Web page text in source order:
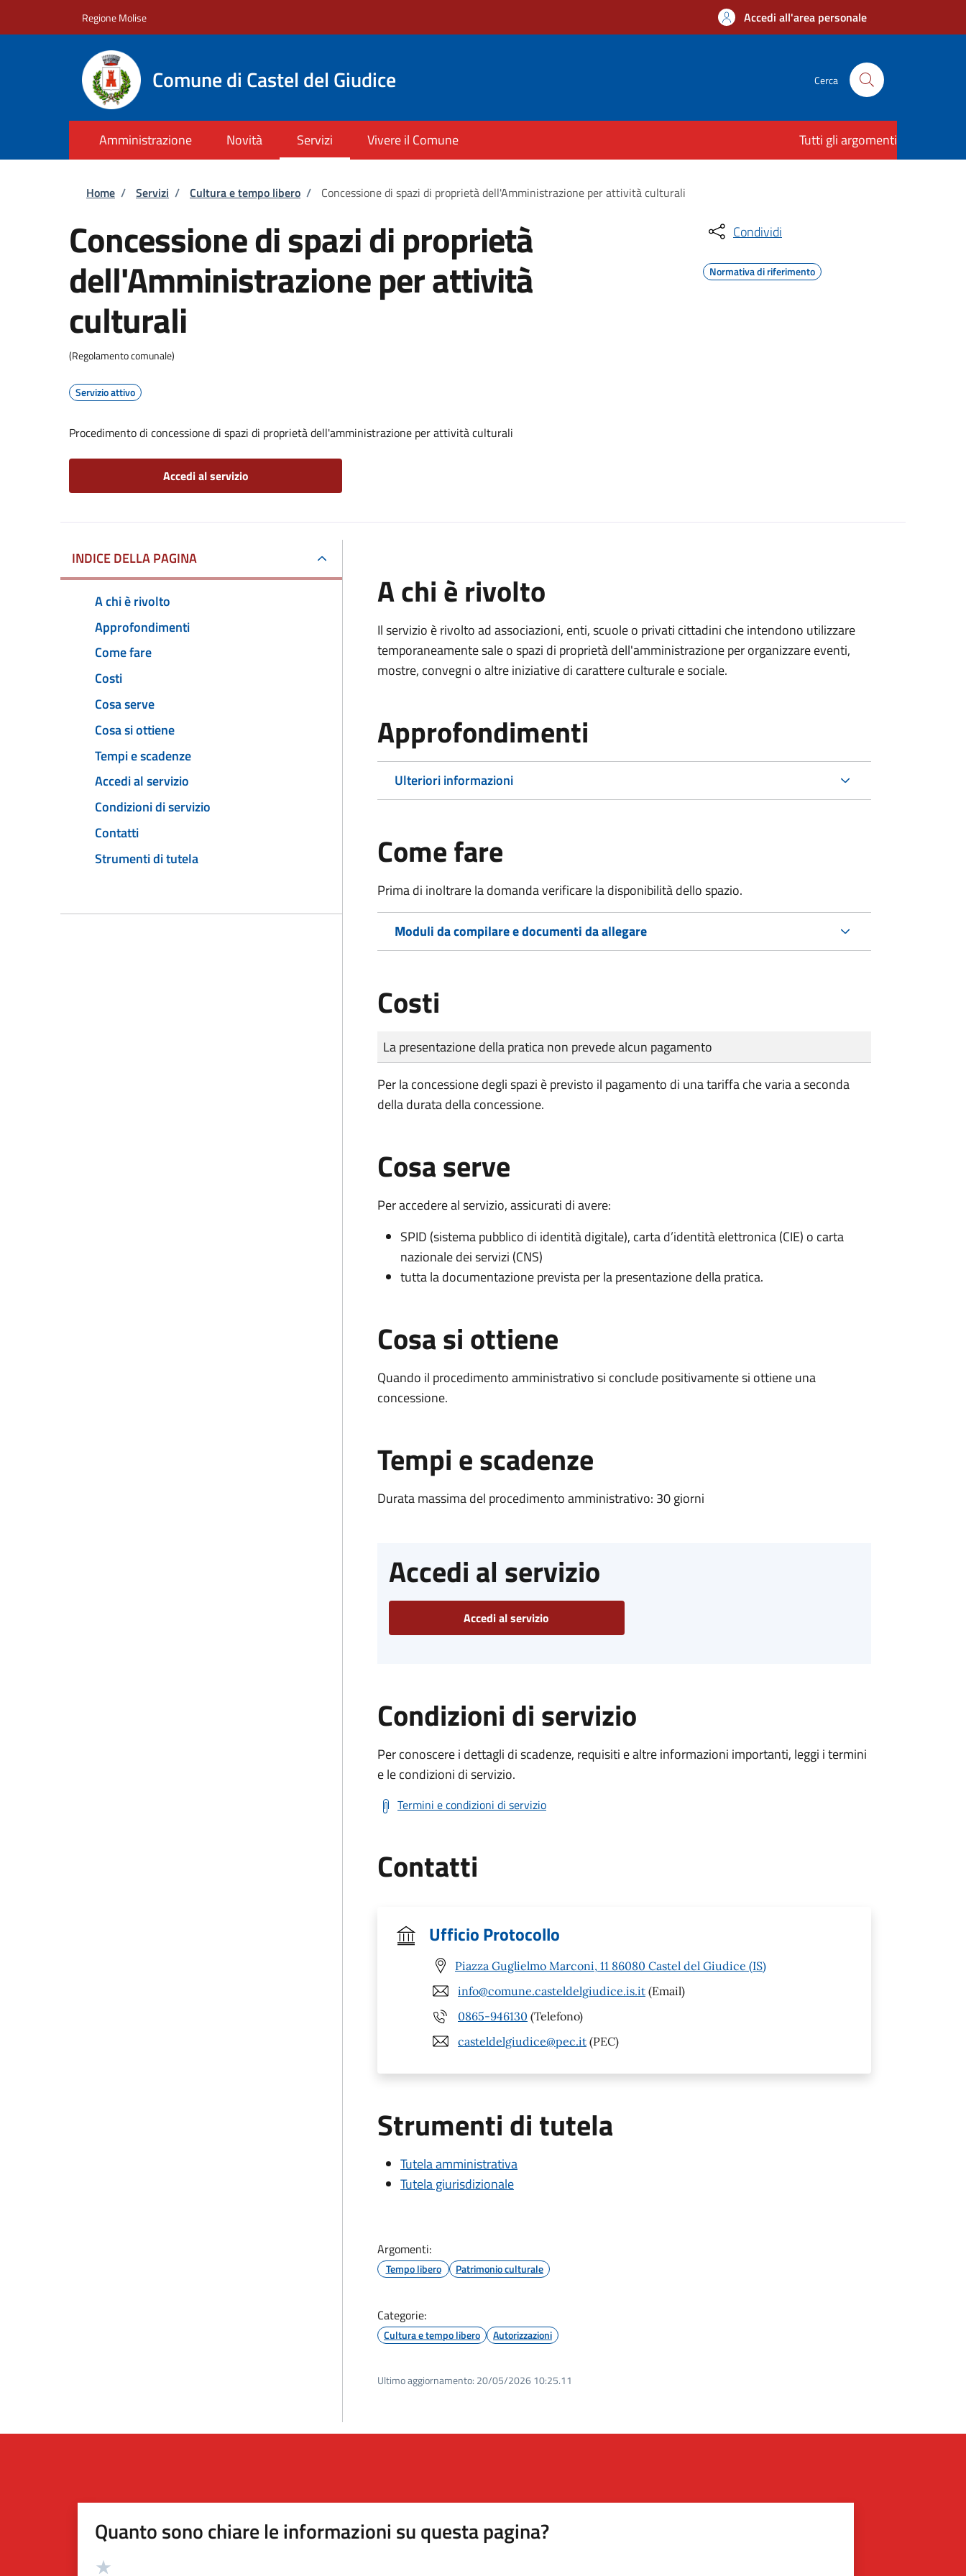
Regione Molise Accedi all'area personale
Comune di Castel del Giudice Cerca
Amministrazione Novità Servizi Vivere il Comune Tutti gli argomenti
Briciole di pane
Home / Servizi / Cultura e tempo libero / Concessione di spazi di proprietà dell'Amministrazione per attività culturali
Concessione di spazi di proprietà
dell'Amministrazione per attività
culturali
(Regolamento comunale)
Servizio attivo
Procedimento di concessione di spazi di proprietà dell'amministrazione per attività culturali
Accedi al servizio
Condividi
Normativa di riferimento
INDICE DELLA PAGINA
A chi è rivolto
Approfondimenti
Come fare
Costi
Cosa serve
Cosa si ottiene
Tempi e scadenze
Accedi al servizio
Condizioni di servizio
Contatti
Strumenti di tutela
A chi è rivolto
Il servizio è rivolto ad associazioni, enti, scuole o privati cittadini che intendono utilizzare
temporaneamente sale o spazi di proprietà dell'amministrazione per organizzare eventi,
mostre, convegni o altre iniziative di carattere culturale e sociale.
Approfondimenti
Ulteriori informazioni
Come fare
Prima di inoltrare la domanda verificare la disponibilità dello spazio.
Moduli da compilare e documenti da allegare
Costi
Tipo di pagamento
Importo
La presentazione della pratica non prevede alcun pagamento
Per la concessione degli spazi è previsto il pagamento di una tariffa che varia a seconda
della durata della concessione.
Cosa serve
Per accedere al servizio, assicurati di avere:
SPID (sistema pubblico di identità digitale), carta d’identità elettronica (CIE) o carta
nazionale dei servizi (CNS)
tutta la documentazione prevista per la presentazione della pratica.
Cosa si ottiene
Quando il procedimento amministrativo si conclude positivamente si ottiene una
concessione.
Tempi e scadenze
Durata massima del procedimento amministrativo: 30 giorni
Accedi al servizio
Accedi al servizio
Condizioni di servizio
Per conoscere i dettagli di scadenze, requisiti e altre informazioni importanti, leggi i termini
e le condizioni di servizio.
Termini e condizioni di servizio
Contatti
Ufficio Protocollo
Piazza Guglielmo Marconi, 11 86080 Castel del Giudice (IS)
info@comune.casteldelgiudice.is.it (Email)
0865-946130 (Telefono)
casteldelgiudice@pec.it (PEC)
Strumenti di tutela
Tutela amministrativa
Tutela giurisdizionale
Argomenti:
Tempo libero Patrimonio culturale
Categorie:
Cultura e tempo libero Autorizzazioni
Ultimo aggiornamento: 20/05/2026 10:25.11
Quanto sono chiare le informazioni su questa pagina?
Valutazione